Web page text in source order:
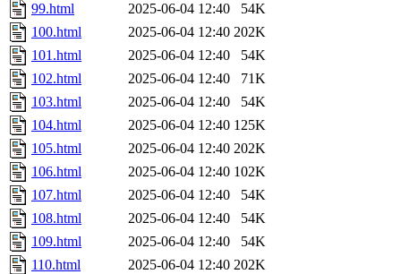
99.html
2025-06-04 12:40
54K
100.html
2025-06-04 12:40 202K
101.html
2025-06-04 12:40
54K
102.html
2025-06-04 12:40
71K
103.html
2025-06-04 12:40
54K
104.html
2025-06-04 12:40 125K
105.html
2025-06-04 12:40 202K
106.html
2025-06-04 12:40 102K
107.html
2025-06-04 12:40
54K
108.html
2025-06-04 12:40
54K
109.html
2025-06-04 12:40
54K
110.html
2025-06-04 12:40 202K